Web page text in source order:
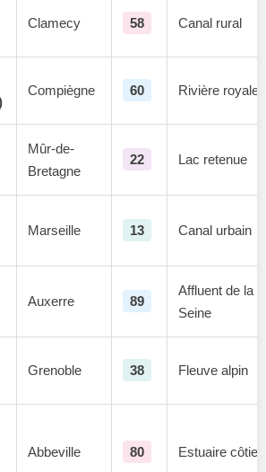
Clamecy 58 Canal rural
Compiègne 60 Rivière royale
Mûr-de-
Bretagne
22 Lac retenue
Marseille 13 Canal urbain
Auxerre 89
Affluent de la
Seine
Grenoble 38 Fleuve alpin
Abbeville 80 Estuaire côtier